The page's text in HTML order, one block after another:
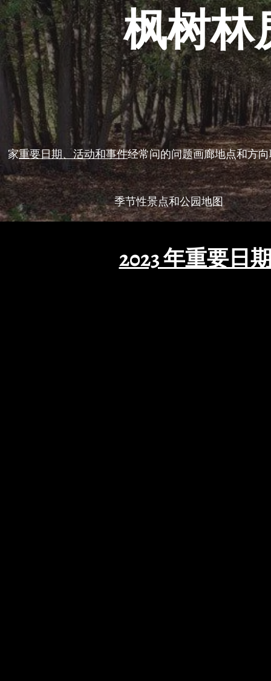
枫树林
家重要日期、活动和事件经常问的问题画廊地点和方向
季节性景点和公园地图
2023 年重要日